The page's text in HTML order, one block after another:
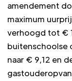
amendement
maximum
verhoogd tot €
buitenschoolse
naar € 9,12 en